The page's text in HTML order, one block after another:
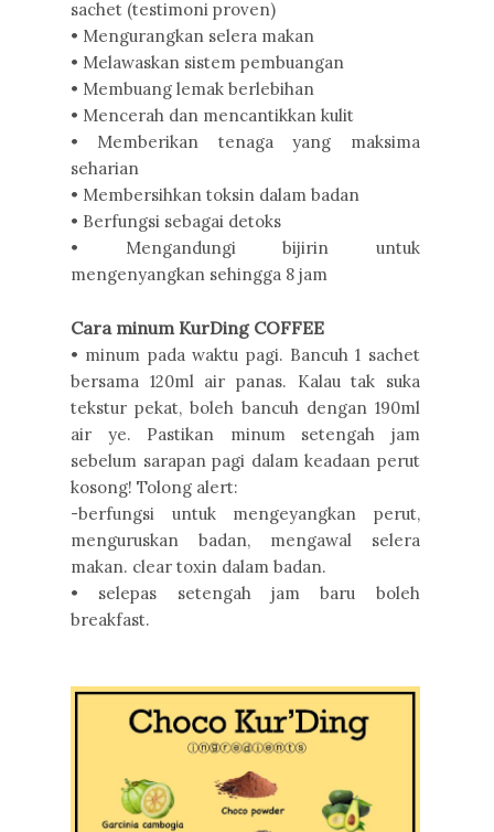
sachet (testimoni proven)
• Mengurangkan selera makan
• Melawaskan sistem pembuangan
• Membuang lemak berlebihan
• Mencerah dan mencantikkan kulit
• Memberikan tenaga yang maksima
seharian
• Membersihkan toksin dalam badan
• Berfungsi sebagai detoks
• Mengandungi bijirin untuk
mengenyangkan sehingga 8 jam
Cara minum KurDing COFFEE
• minum pada waktu pagi. Bancuh 1 sachet
bersama 120ml air panas. Kalau tak suka
tekstur pekat, boleh bancuh dengan 190ml
air ye. Pastikan minum setengah jam
sebelum sarapan pagi dalam keadaan perut
kosong! Tolong alert:
-berfungsi untuk mengeyangkan perut,
menguruskan badan, mengawal selera
makan. clear toxin dalam badan.
• selepas setengah jam baru boleh
breakfast.